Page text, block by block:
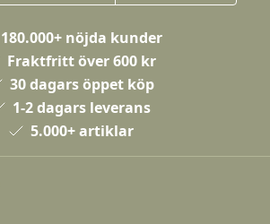
180.000+ nöjda kunder
Fraktfritt över 600 kr
30 dagars öppet köp
1-2 dagars leverans
5.000+ artiklar